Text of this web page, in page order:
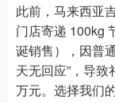
此前，马来西亚
门店寄递 100kg
诞销售），因普
天无回应”，导
万元。选择我们